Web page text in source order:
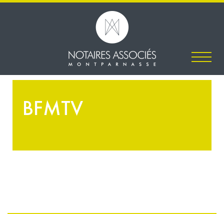
BFMTV